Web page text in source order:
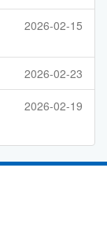
2026-02-15
2026-02-23
2026-02-19